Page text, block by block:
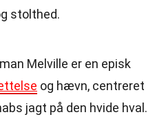
stolthed.
Melville er en episk
og hævn, centreret
jagt på den hvide hval.